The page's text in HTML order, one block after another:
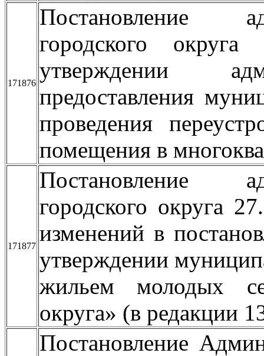
171876
Постановление
городского
утверждении
предоставления
проведения
помещения в
171877
Постановление
городского округа
изменений в
утверждении
жильем молодых
округа» (в редакции
Постановление